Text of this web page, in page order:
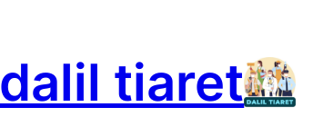
المحتوى dalil tiaret